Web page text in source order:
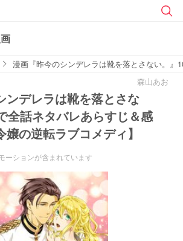
漫画『昨今のシンデレラは靴を落とさない。
森山あお
ンデレラは靴を落とさな
全話ネタバレあらすじ＆感
の逆転ラブコメディ】
ーションが含まれています